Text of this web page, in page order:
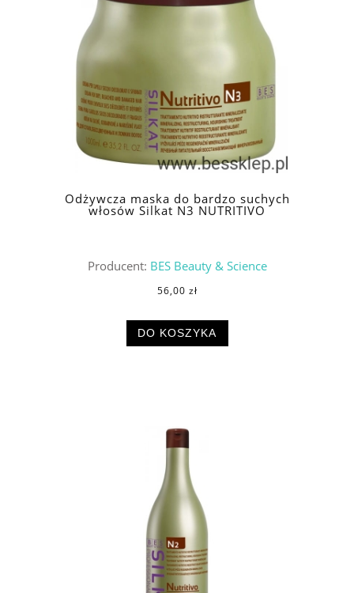
Odżywcza maska do bardzo suchych
włosów Silkat N3 NUTRITIVO
Producent: BES Beauty & Science
56,00 zł
DO KOSZYKA